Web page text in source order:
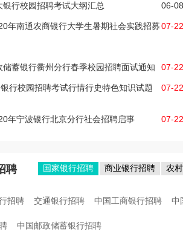
06-08
银行校园招聘考试大纲汇总
07-22
年南通农商银行大学生暑期社会实践招募
07-22
储蓄银行衢州分行春季校园招聘面试通知
07-22
行校园招聘考试行情行史特色知识试题
07-22
年宁波银行北京分行社会招聘启事
聘 国家银行招聘 商业银行招聘 农
招聘 交通银行招聘 中国工商银行招聘 中
中国邮政储蓄银行招聘